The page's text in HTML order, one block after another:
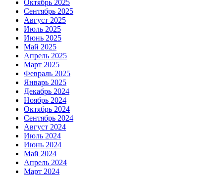
Октябрь 2025
Сентябрь 2025
Август 2025
Июль 2025
Июнь 2025
Май 2025
Апрель 2025
Март 2025
Февраль 2025
Январь 2025
Декабрь 2024
Ноябрь 2024
Октябрь 2024
Сентябрь 2024
Август 2024
Июль 2024
Июнь 2024
Май 2024
Апрель 2024
Март 2024